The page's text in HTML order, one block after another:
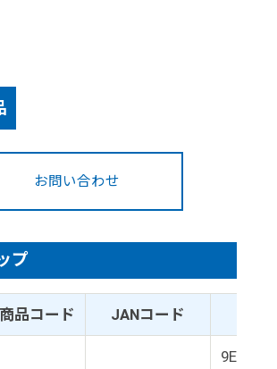
お問い合わせ
プ
商品コード JANコード
9E01-